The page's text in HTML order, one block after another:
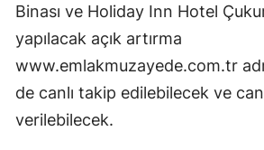
Binası ve Holiday Inn Hotel
yapılacak açık artırma
www.emlakmuzayede.com.tr
de canlı takip edilebilecek ve
verilebilecek.